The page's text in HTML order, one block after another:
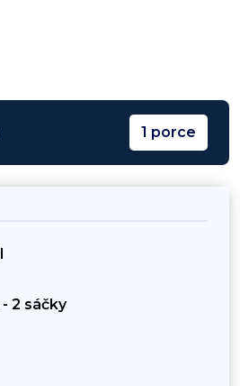
1 porce
- 2 sáčky